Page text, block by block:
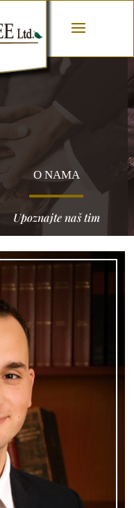
O NAMA
Upoznajte naš tim